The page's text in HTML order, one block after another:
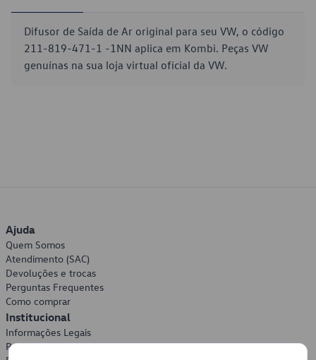
Difusor de Saída de Ar original para seu VW, o código
211-819-471-1 -1NN aplica em Kombi. Peças VW
genuínas na sua loja virtual oficial da VW.
Ajuda
Quem Somos
Atendimento (SAC)
Devoluções e trocas
Perguntas Frequentes
Como comprar
Institucional
Informações Legais
Política de Privacidade